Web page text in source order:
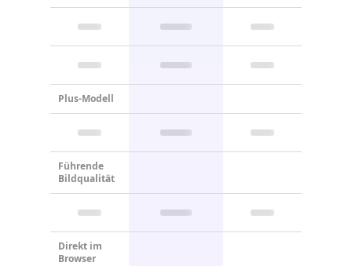
Plus-Modell
Führende
Bildqualität
Direkt im
Browser